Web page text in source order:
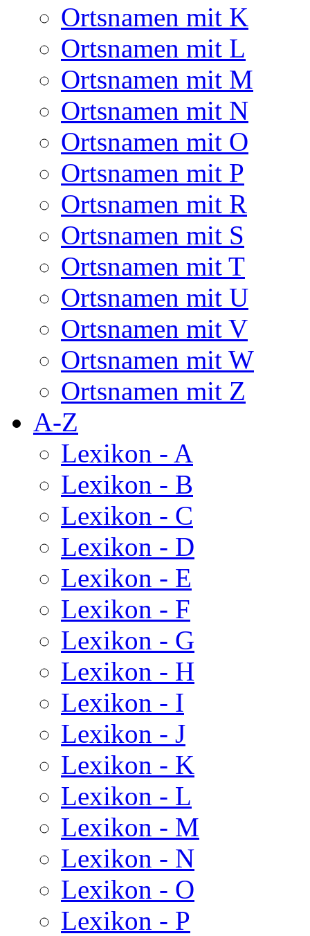
Ortsnamen mit K
Ortsnamen mit L
Ortsnamen mit M
Ortsnamen mit N
Ortsnamen mit O
Ortsnamen mit P
Ortsnamen mit R
Ortsnamen mit S
Ortsnamen mit T
Ortsnamen mit U
Ortsnamen mit V
Ortsnamen mit W
Ortsnamen mit Z
A-Z
Lexikon - A
Lexikon - B
Lexikon - C
Lexikon - D
Lexikon - E
Lexikon - F
Lexikon - G
Lexikon - H
Lexikon - I
Lexikon - J
Lexikon - K
Lexikon - L
Lexikon - M
Lexikon - N
Lexikon - O
Lexikon - P